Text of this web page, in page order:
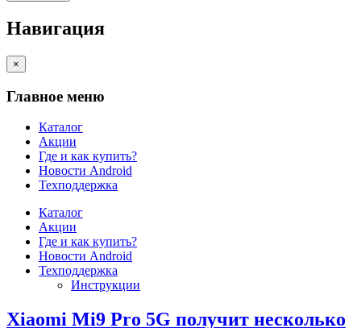
Навигация
×
Главное меню
Каталог
Акции
Где и как купить?
Новости Android
Техподдержка
Каталог
Акции
Где и как купить?
Новости Android
Техподдержка
Инструкции
Xiaomi Mi9 Pro 5G получит несколько